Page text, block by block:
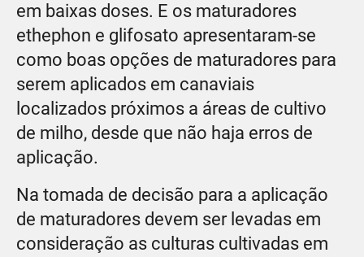
em baixas doses. E os maturadores
ethephon e glifosato apresentaram-se
como boas opções de maturadores para
serem aplicados em canaviais
localizados próximos a áreas de cultivo
de milho, desde que não haja erros de
aplicação.
Na tomada de decisão para a aplicação
de maturadores devem ser levadas em
consideração as culturas cultivadas em